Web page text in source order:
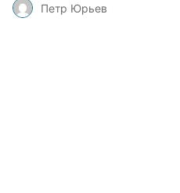
Петр Юрьев